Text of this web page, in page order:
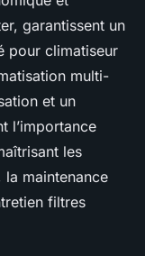
garantissent un
pour climatiseur
multi-
et un
l’importance
les
maintenance
filtres